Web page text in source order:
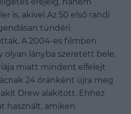
is, akivel Az 50 első randi
tündéri
A 2004-es filmben
olyan lányba szeretett bele,
miatt mindent elfelejt
24 óránként újra meg
Drew alakított. Ehhez
használt, amiken